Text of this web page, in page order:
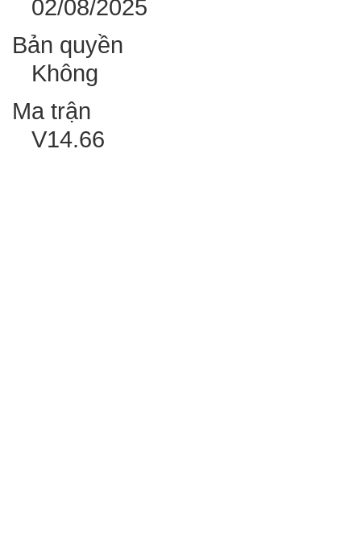
02/08/2025
Bản quyền
Không
Ma trận
V14.66